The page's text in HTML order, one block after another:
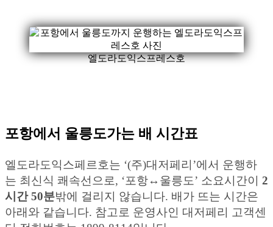
엘도라도익스프레스호
포항에서 울릉도가는 배 시간표
엘도라도익스페르호는 ‘(주)대저페리’에서 운행하
는 최신식 쾌속선으로, ‘포항↔︎울릉도’ 소요시간이 2
시간 50분밖에 걸리지 않습니다. 배가 뜨는 시간은
아래와 같습니다. 참고로 운영사인 대저페리 고객센